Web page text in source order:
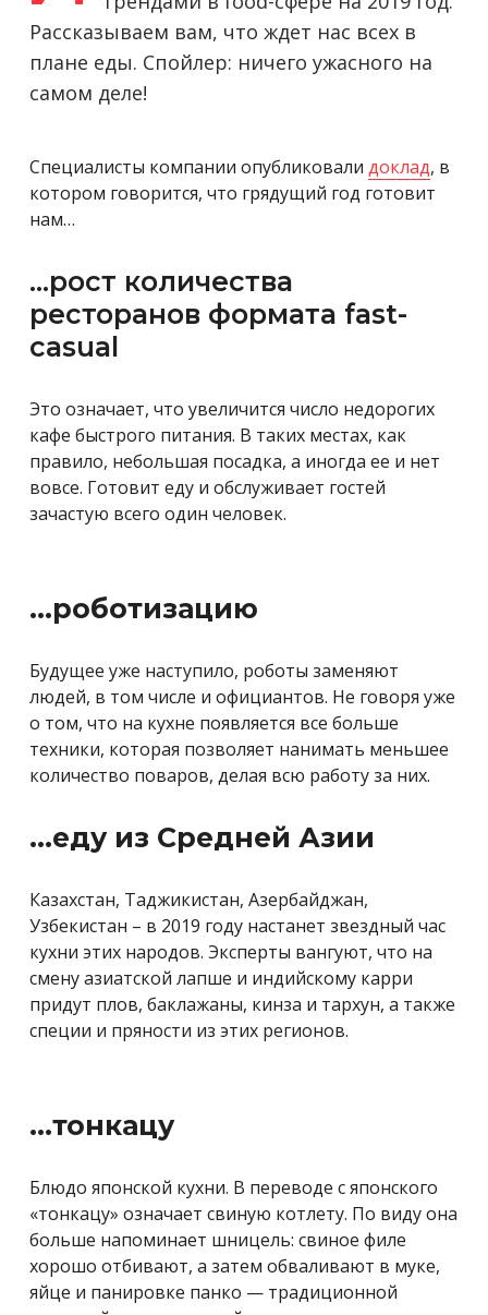
Рассказываем вам, что ждет нас всех в
плане еды. Спойлер: ничего ужасного на
самом деле!
Специалисты компании опубликовали доклад, в
котором говорится, что грядущий год готовит
нам…
…рост количества
ресторанов формата fast-
casual
Это означает, что увеличится число недорогих
кафе быстрого питания. В таких местах, как
правило, небольшая посадка, а иногда ее и нет
вовсе. Готовит еду и обслуживает гостей
зачастую всего один человек.
…роботизацию
Будущее уже наступило, роботы заменяют
людей, в том числе и официантов. Не говоря уже
о том, что на кухне появляется все больше
техники, которая позволяет нанимать меньшее
количество поваров, делая всю работу за них.
…еду из Средней Азии
Казахстан, Таджикистан, Азербайджан,
Узбекистан – в 2019 году настанет звездный час
кухни этих народов. Эксперты вангуют, что на
смену азиатской лапше и индийскому карри
придут плов, баклажаны, кинза и тархун, а также
специи и пряности из этих регионов.
…тонкацу
Блюдо японской кухни. В переводе с японского
«тонкацу» означает свиную котлету. По виду она
больше напоминает шницель: свиное филе
хорошо отбивают, а затем обваливают в муке,
яйце и панировке панко — традиционной